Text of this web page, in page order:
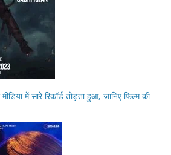
में सारे रिकॉर्ड तोड़ता हुआ, जानिए फिल्म की